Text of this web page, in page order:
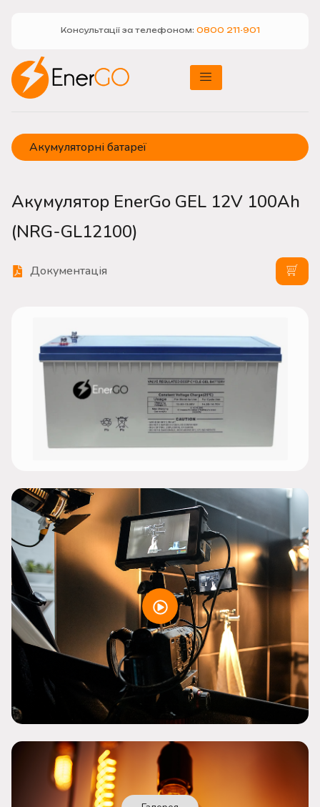
Консультації за телефоном: 0800 211-901
Акумуляторні батареї
Акумулятор EnerGo GEL 12V 100Ah
(NRG-GL12100)
Документація